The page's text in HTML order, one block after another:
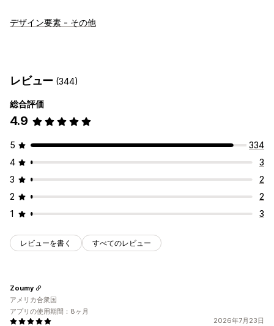
アイコンタイプ
境界線
アイコンの位置
自動配置
デザイン要素 - その他
レビュー (344)
総合評価
4.9
5
334
4
3
3
2
2
2
1
3
レビューを書く すべてのレビュー
2026年7月23日
Zoumy
アメリカ合衆国
アプリの使用期間：8ヶ月